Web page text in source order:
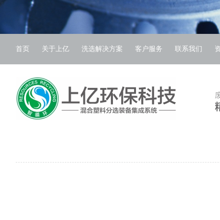
首页 关于上亿 洗选解决方案 客户服务 联系我们